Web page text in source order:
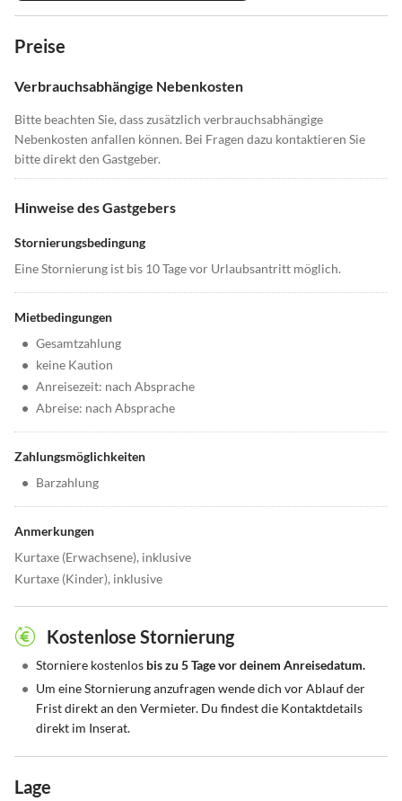
Preise
Verbrauchsabhängige Nebenkosten
Bitte beachten Sie, dass zusätzlich verbrauchsabhängige
Nebenkosten anfallen können. Bei Fragen dazu kontaktieren Sie
bitte direkt den Gastgeber.
Hinweise des Gastgebers
Stornierungsbedingung
Eine Stornierung ist bis 10 Tage vor Urlaubsantritt möglich.
Mietbedingungen
• Gesamtzahlung
• keine Kaution
• Anreisezeit: nach Absprache
• Abreise: nach Absprache
Zahlungsmöglichkeiten
• Barzahlung
Anmerkungen
Kurtaxe (Erwachsene), inklusive
Kurtaxe (Kinder), inklusive
Kostenlose Stornierung
• Storniere kostenlos bis zu 5 Tage vor deinem Anreisedatum.
• Um eine Stornierung anzufragen wende dich vor Ablauf der
Frist direkt an den Vermieter. Du findest die Kontaktdetails
direkt im Inserat.
Lage